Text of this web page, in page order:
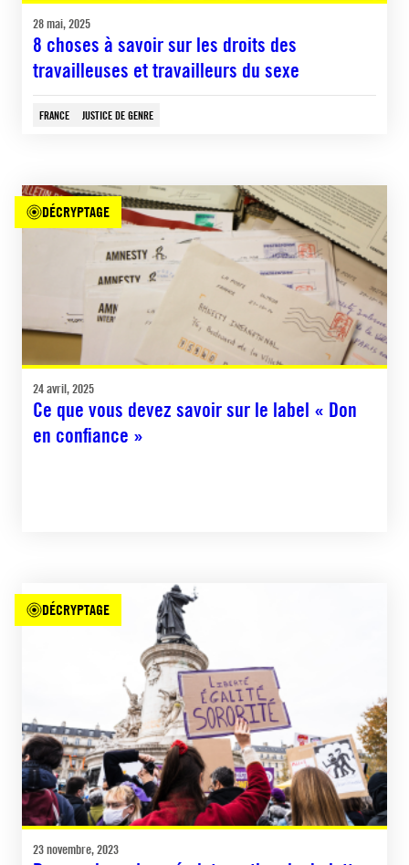
28 mai, 2025
8 choses à savoir sur les droits des
travailleuses et travailleurs du sexe
FRANCE JUSTICE DE GENRE
DÉCRYPTAGE
24 avril, 2025
Ce que vous devez savoir sur le label « Don
en confiance »
DÉCRYPTAGE
23 novembre, 2023